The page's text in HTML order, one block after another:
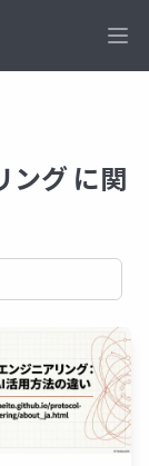
ング に関